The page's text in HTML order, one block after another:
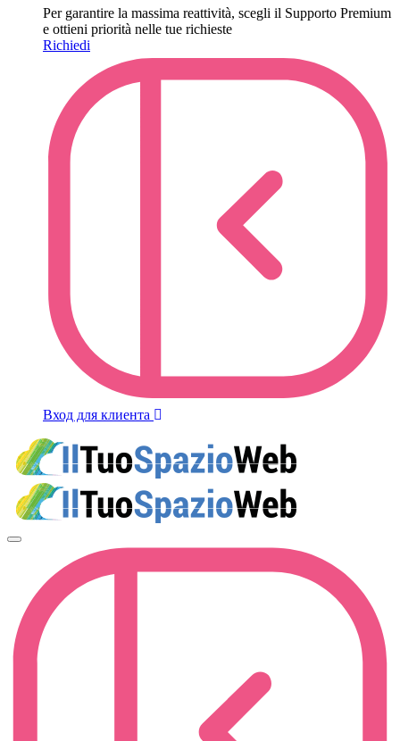
Per garantire la massima reattività, scegli il Supporto Premium
e ottieni priorità nelle tue richieste
Richiedi
Вход для клиента